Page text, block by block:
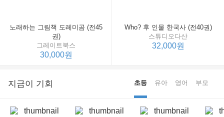
노래하는 그림책 도레미곰 (전45
권)
그레이트북스
30,000원
Who? 후 인물 한국사 (전40권)
스튜디오다산
32,000원
지금이 기회 초등 유아 영어 부모